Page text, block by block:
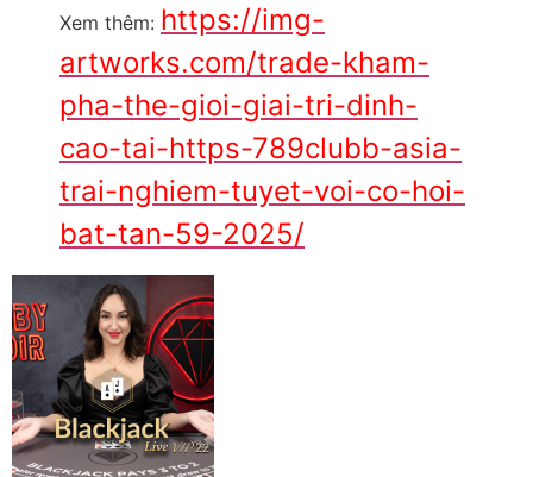
Xem thêm: https://img-
artworks.com/trade-kham-
pha-the-gioi-giai-tri-dinh-
cao-tai-https-789clubb-asia-
trai-nghiem-tuyet-voi-co-hoi-
bat-tan-59-2025/